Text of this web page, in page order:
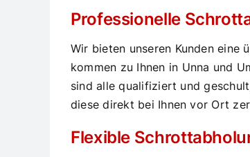
Professionelle
Wir bieten unseren Kunden eine
kommen zu Ihnen in Unna und
sind alle qualifiziert und
diese direkt bei Ihnen vor Ort
Flexible